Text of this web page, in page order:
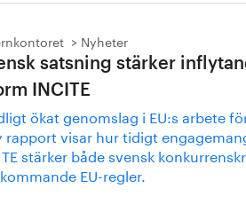
Nyheter
satsning stärker
INCITE
ökat genomslag i EU:s arbete
visar hur tidigt
stärker både svensk
EU-regler.